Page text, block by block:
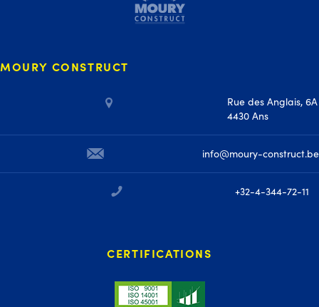
MOURY CONSTRUCT
Rue des Anglais, 6A
4430 Ans
info@moury-construct.be
+32-4-344-72-11
CERTIFICATIONS